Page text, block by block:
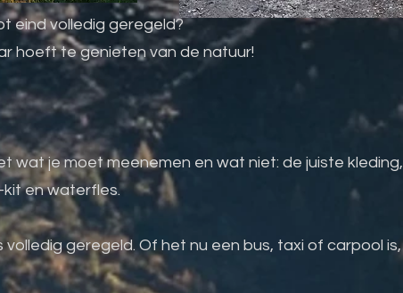
eind volledig geregeld?
hoeft te genieten van de natuur!
wat je moet meenemen en wat niet: de juiste kleding,
kit en waterfles.
geregeld. Of het nu een bus, taxi of carpool is,